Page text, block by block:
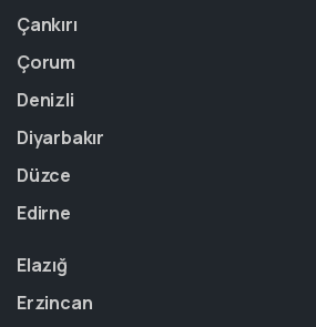
Çankırı
Çorum
Denizli
Diyarbakır
Düzce
Edirne
Elazığ
Erzincan